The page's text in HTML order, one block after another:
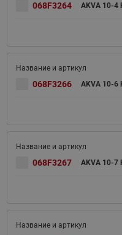
068F3264 AKVA 10-4
068F3266 AKVA 10-6
068F3267 AKVA 10-7